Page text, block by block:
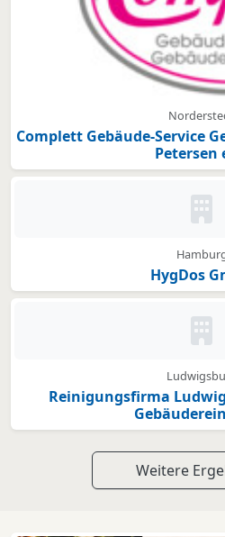
Complett Gebäude-Service
Petersen
HygDos
Reinigungsfirma
Weitere